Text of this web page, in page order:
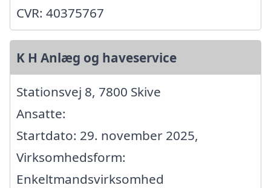
CVR: 40375767
K H Anlæg og haveservice
Stationsvej 8, 7800 Skive
Ansatte:
Startdato: 29. november 2025,
Virksomhedsform:
Enkeltmandsvirksomhed